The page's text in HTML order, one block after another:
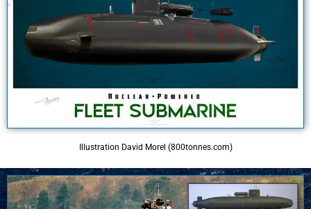
Illustration David Morel (800tonnes.com)